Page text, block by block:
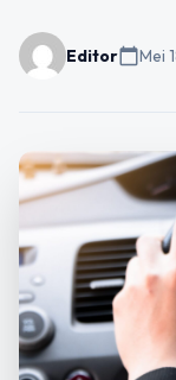
Editorcalendar_todayMei